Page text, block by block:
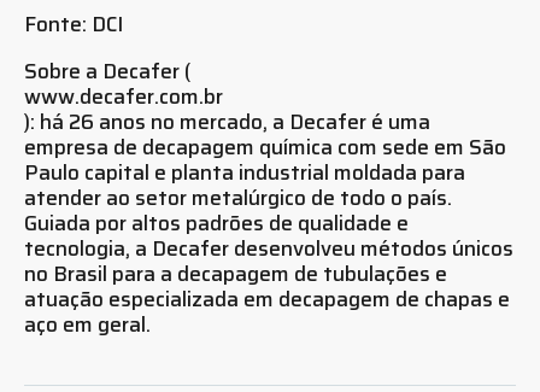
Fonte: DCI
Sobre a Decafer (
www.decafer.com.br
): há 26 anos no mercado, a Decafer é uma
empresa de decapagem química com sede em São
Paulo capital e planta industrial moldada para
atender ao setor metalúrgico de todo o país.
Guiada por altos padrões de qualidade e
tecnologia, a Decafer desenvolveu métodos únicos
no Brasil para a decapagem de tubulações e
atuação especializada em decapagem de chapas e
aço em geral.